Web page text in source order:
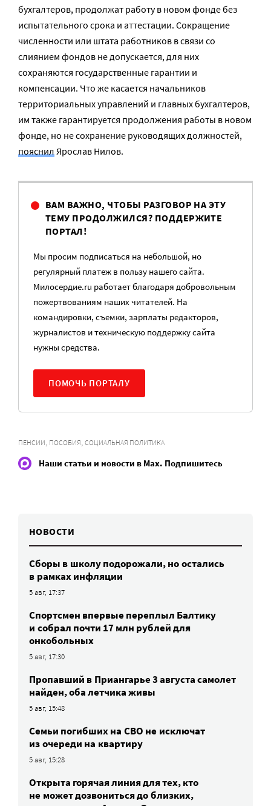
бухгалтеров, продолжат работу в новом фонде без
испытательного срока и аттестации. Сокращение
численности или штата работников в связи со
слиянием фондов не допускается, для них
сохраняются государственные гарантии и
компенсации. Что же касается начальников
территориальных управлений и главных бухгалтеров,
им также гарантируется продолжения работы в новом
фонде, но не сохранение руководящих должностей,
пояснил Ярослав Нилов.
ВАМ ВАЖНО, ЧТОБЫ РАЗГОВОР НА ЭТУ
ТЕМУ ПРОДОЛЖИЛСЯ? ПОДДЕРЖИТЕ
ПОРТАЛ!
Мы просим подписаться на небольшой, но
регулярный платеж в пользу нашего сайта.
Милосердие.ru работает благодаря добровольным
пожертвованиям наших читателей. На
командировки, съемки, зарплаты редакторов,
журналистов и техническую поддержку сайта
нужны средства.
ПОМОЧЬ ПОРТАЛУ
ПЕНСИИ ПОСОБИЯ СОЦИАЛЬНАЯ ПОЛИТИКА
Наши статьи и новости в Max. Подпишитесь
НОВОСТИ
Сборы в школу подорожали, но остались
в рамках инфляции
5 авг, 17:37
Спортсмен впервые переплыл Балтику
и собрал почти 17 млн рублей для
онкобольных
5 авг, 17:30
Пропавший в Приангарье 3 августа самолет
найден, оба летчика живы
5 авг, 15:48
Семьи погибших на СВО не исключат
из очереди на квартиру
5 авг, 15:28
Открыта горячая линия для тех, кто
не может дозвониться до близких,